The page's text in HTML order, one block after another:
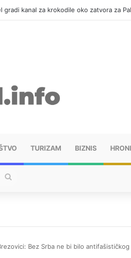
gradi kanal za krokodile oko zatvora za
TURIZAM BIZNIS
Bez Srba ne bi bilo